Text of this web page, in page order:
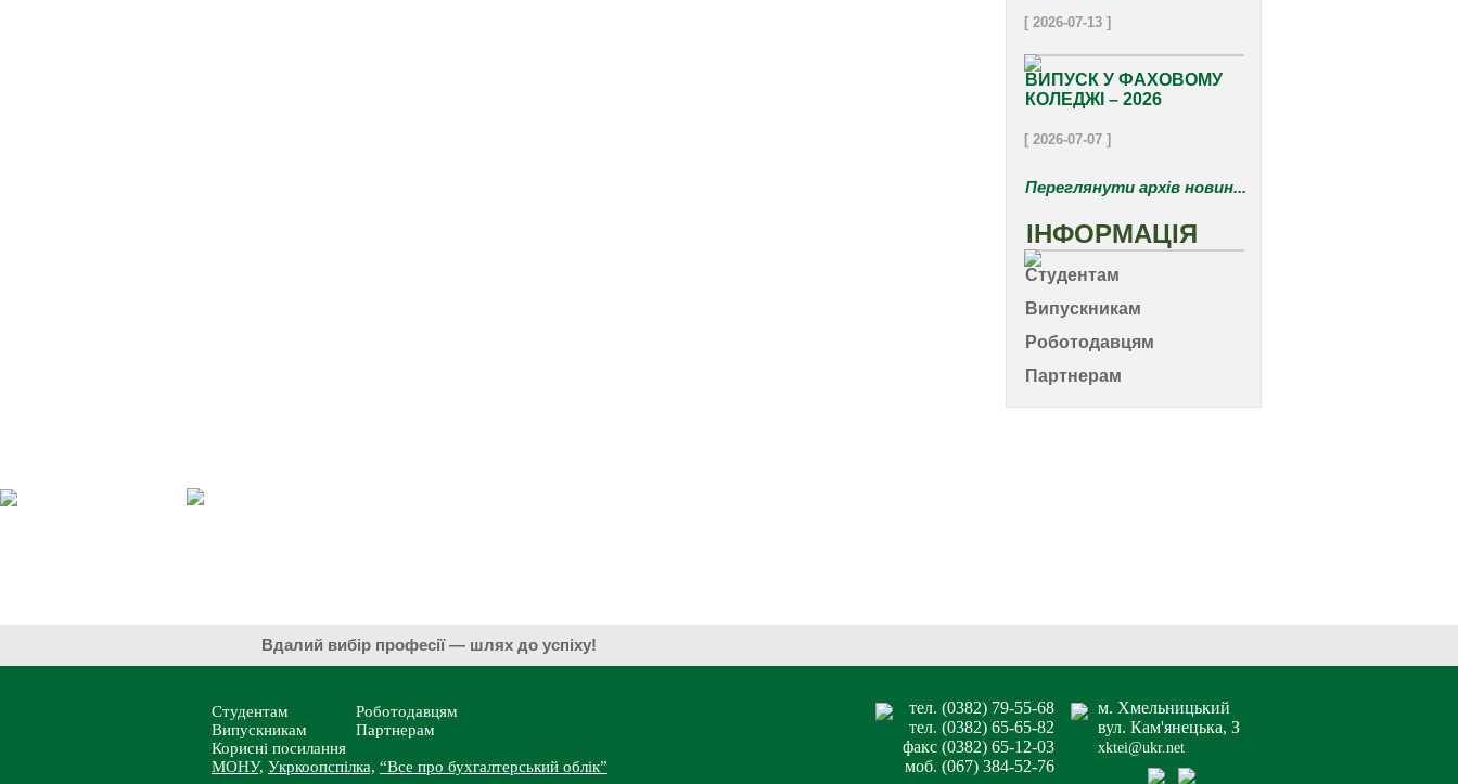
[ 2026-07-13 ]
ВИПУСК У ФАХОВОМУ
КОЛЕДЖІ – 2026
[ 2026-07-07 ]
Переглянути архів новин...
ІНФОРМАЦІЯ
Студентам
Випускникам
Роботодавцям
Партнерам
Вдалий вибір професії — шлях до успіху!
м. Хмельницький
вул. Кам'янецька, З
xktei@ukr.net
тел. (0382) 79-55-68
тел. (0382) 65-65-82
факс (0382) 65-12-03
моб. (067) 384-52-76
Студентам
Випускникам
Роботодавцям
Партнерам
Корисні посилання
МОНУ, Укркоопспілка, “Все про бухгалтерський облік”